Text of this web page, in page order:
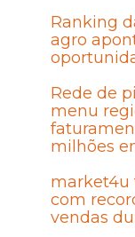
Ranking
agro
Rede de
menu
milhões
market4u
com
vendas